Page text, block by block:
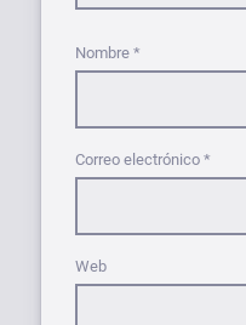
Nombre *
Correo electrónico *
Web